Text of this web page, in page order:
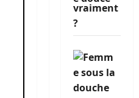
vraiment
?